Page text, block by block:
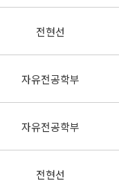
전현선
자유전공학부
자유전공학부
전현선